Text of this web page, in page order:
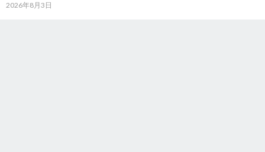
2026年8月3日